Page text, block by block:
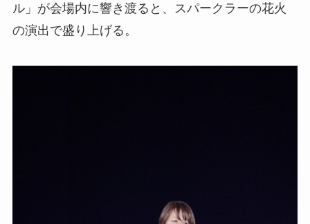
ル」が会場内に響き渡ると、スパークラーの花火
の演出で盛り上げる。